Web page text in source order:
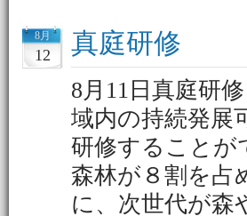
8月
12 真庭研修
8月11日真庭研
域内の持続発展
研修することが
森林が８割を占
に、次世代が森